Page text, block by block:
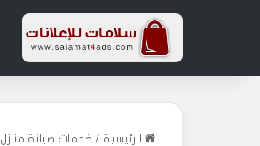
الرئيسية / خدمات صيانة منازل